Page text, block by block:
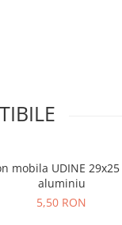
mobila UDINE
aluminiu
5,50 RON